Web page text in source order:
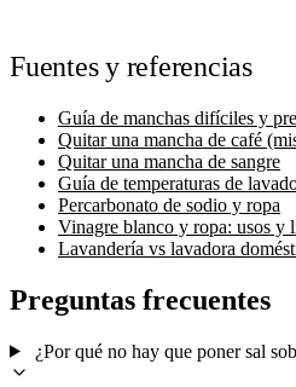
Fuentes y referencias
Guía de manchas difíciles y
Quitar una mancha de café
Quitar una mancha de sangre
Guía de temperaturas de
Percarbonato de sodio y ropa
Vinagre blanco y ropa: usos y
Lavandería vs lavadora
Preguntas frecuentes
¿Por qué no hay que poner sal